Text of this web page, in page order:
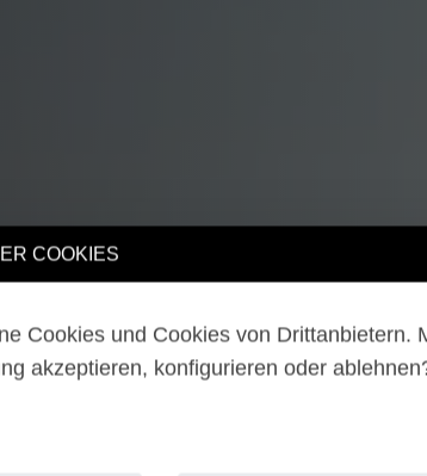
COOKIES
Cookies und Cookies von Drittanbietern.
akzeptieren, konfigurieren oder